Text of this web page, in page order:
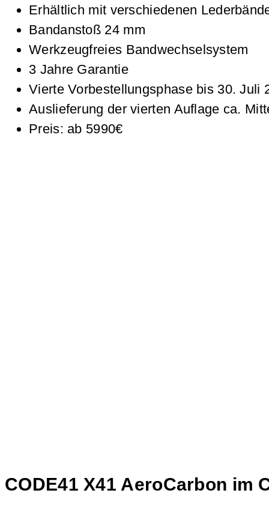
Erhältlich mit verschiedenen
Bandanstoß 24 mm
Werkzeugfreies Bandwechselsystem
3 Jahre Garantie
Vierte Vorbestellungsphase bis 30. Juli
Auslieferung der vierten Auflage ca.
Preis: ab 5990€
CODE41 X41 AeroCarbon im